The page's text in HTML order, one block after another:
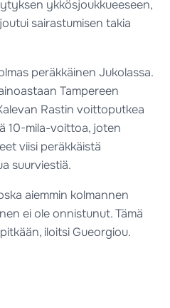
ykkösjoukkueeseen,
sairastumisen takia
peräkkäinen Jukolassa.
Tampereen
Rastin voittoputkea
10-mila-voittoa, joten
viisi peräkkäistä
suurviestiä.
aiemmin kolmannen
ei ole onnistunut. Tämä
iloitsi Gueorgiou.